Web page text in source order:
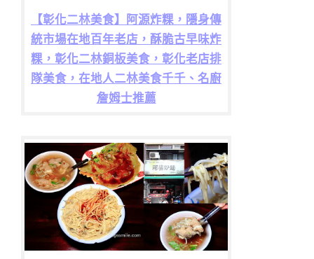
【彰化二林美食】阿源炸粿，隱身傳
統市場在地百年老店，酥脆古早味炸
粿，彰化二林銅板美食，彰化老店排
隊美食，在地人二林美食千千、名廚
詹姆士推薦